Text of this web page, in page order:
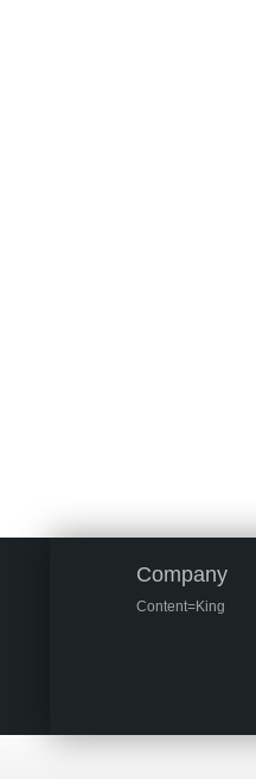
Company
Content=King